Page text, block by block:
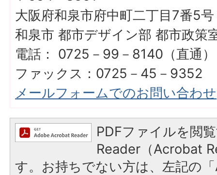
大阪府和泉市府中町二丁目7番5号
和泉市 都市デザイン部 都市政策
電話： 0725－99－8140（直通）
ファックス：0725－45－9352
メールフォームでのお問い合わせ
PDFファイルを閲
Reader（Acrobat
す。お持ちでない方は、左記の